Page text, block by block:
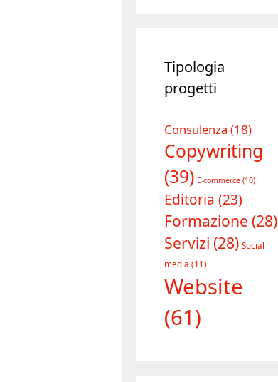
Tipologia
progetti
Consulenza (18)
Copywriting
(39) E-commerce (10)
Editoria (23)
Formazione (28)
Servizi (28) Social
media (11)
Website
(61)